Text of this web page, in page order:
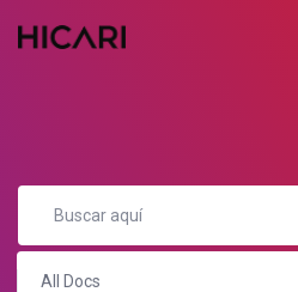
All Docs